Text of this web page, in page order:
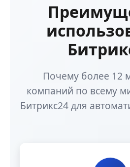
Почему более 12
компаний по всему
Битрикс24 для